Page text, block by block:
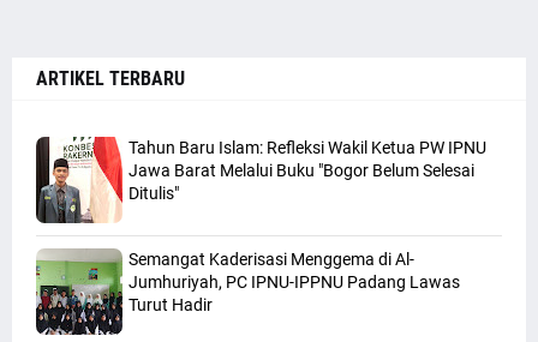
ARTIKEL TERBARU
Tahun Baru Islam: Refleksi Wakil Ketua PW IPNU
Jawa Barat Melalui Buku "Bogor Belum Selesai
Ditulis"
Semangat Kaderisasi Menggema di Al-
Jumhuriyah, PC IPNU-IPPNU Padang Lawas
Turut Hadir